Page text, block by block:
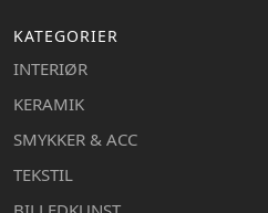
KATEGORIER
INTERIØR
KERAMIK
SMYKKER & ACC
TEKSTIL